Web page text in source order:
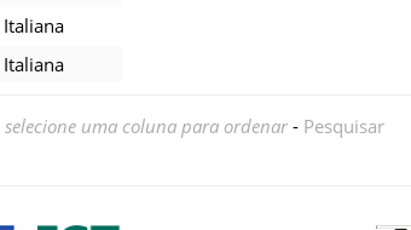
Italiana
Italiana
selecione uma coluna para ordenar - Pesquisar